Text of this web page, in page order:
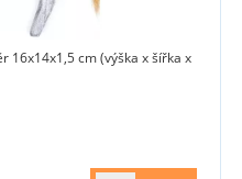
16x14x1,5 cm (výška x šířka x